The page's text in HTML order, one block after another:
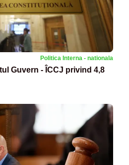
Politica Interna - nationala
Guvern - ÎCCJ privind 4,8